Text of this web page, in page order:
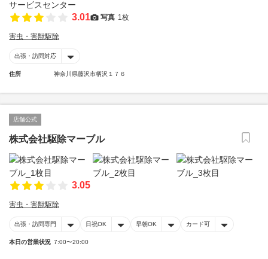
3.01 写真 1枚
害虫・害獣駆除
出張・訪問対応
住所 神奈川県藤沢市柄沢１７６
店舗公式
株式会社駆除マーブル
3.05
害虫・害獣駆除
出張・訪問専門 日祝OK 早朝OK カード可
本日の営業状況 7:00〜20:00